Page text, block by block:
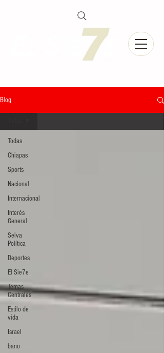
Blog
Todas
Chiapas
Sports
Nacional
Internacional
Interés
General
Selva
Política
Deportes
El Sie7e
Temas
Centrales
Estilo de
vida
Israel
bano